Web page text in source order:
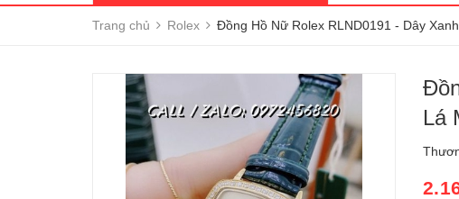
Trang chủ Rolex Đồng Hồ Nữ Rolex RLND0191 - Dây
Lá